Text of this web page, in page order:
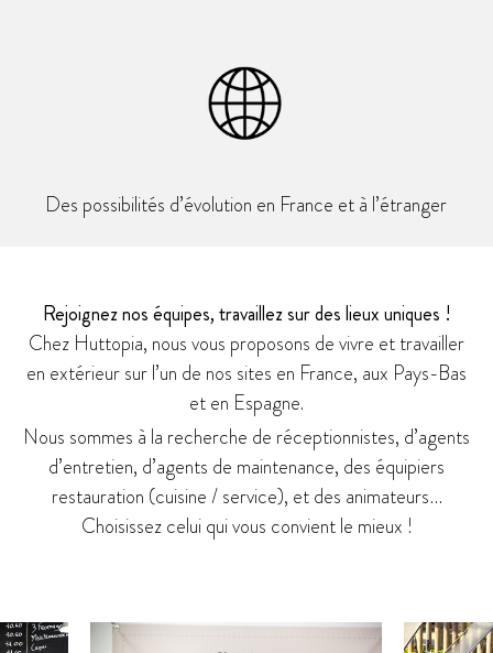
Des possibilités d’évolution en France et à l’étranger
Rejoignez nos équipes, travaillez sur des lieux uniques !
Chez Huttopia, nous vous proposons de vivre et travailler
en extérieur sur l’un de nos sites en France, aux Pays-Bas
et en Espagne.
Nous sommes à la recherche de réceptionnistes, d’agents
d’entretien, d’agents de maintenance, des équipiers
restauration (cuisine / service), et des animateurs…
Choisissez celui qui vous convient le mieux !